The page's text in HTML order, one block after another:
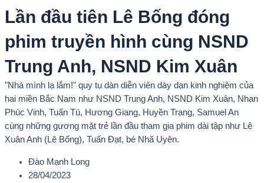
Lần đầu tiên Lê Bống đóng
phim truyền hình cùng NSND
Trung Anh, NSND Kim Xuân
"Nhà mình lạ lắm!" quy tụ dàn diễn viên dày dạn kinh nghiệm của
hai miền Bắc Nam như NSND Trung Anh, NSND Kim Xuân, Nhan
Phúc Vinh, Tuấn Tú, Hương Giang, Huyền Trang, Samuel An
cùng những gương mặt trẻ lần đầu tham gia phim dài tập như Lê
Xuân Anh (Lê Bống), Tuấn Đạt, bé Nhã Uyên.
Đào Mạnh Long
28/04/2023